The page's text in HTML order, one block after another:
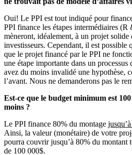
Oui! Le PPI est tout indiqué pour
PPI finance les étapes intermédiaires
mèneront, idéalement, à un projet solide
investisseurs. Cependant, il est possible
que le projet financé par le PPI ne
une étape importante dans un
avez du moins invalidé une hypothèse,
l’avant. Nous ne demanderons pas le
Est-ce que le budget minimum est
moins ?
Le PPI finance 80% du montage
Ainsi, la valeur (monétaire) de votre
pourra couvrir jusqu’à 80% du montant
de 100 000$.